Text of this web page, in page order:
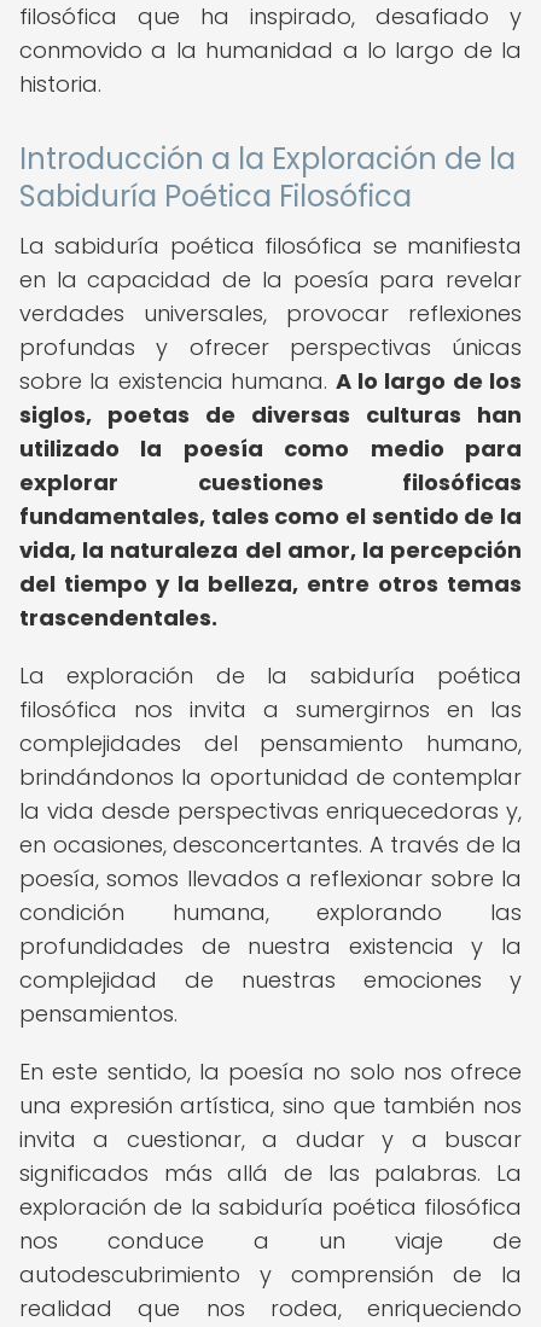
filosófica que ha inspirado, desafiado y
conmovido a la humanidad a lo largo de la
historia.
Introducción a la Exploración de la
Sabiduría Poética Filosófica
La sabiduría poética filosófica se manifiesta
en la capacidad de la poesía para revelar
verdades universales, provocar reflexiones
profundas y ofrecer perspectivas únicas
sobre la existencia humana. A lo largo de los
siglos, poetas de diversas culturas han
utilizado la poesía como medio para
explorar cuestiones filosóficas
fundamentales, tales como el sentido de la
vida, la naturaleza del amor, la percepción
del tiempo y la belleza, entre otros temas
trascendentales.
La exploración de la sabiduría poética
filosófica nos invita a sumergirnos en las
complejidades del pensamiento humano,
brindándonos la oportunidad de contemplar
la vida desde perspectivas enriquecedoras y,
en ocasiones, desconcertantes. A través de la
poesía, somos llevados a reflexionar sobre la
condición humana, explorando las
profundidades de nuestra existencia y la
complejidad de nuestras emociones y
pensamientos.
En este sentido, la poesía no solo nos ofrece
una expresión artística, sino que también nos
invita a cuestionar, a dudar y a buscar
significados más allá de las palabras. La
exploración de la sabiduría poética filosófica
nos conduce a un viaje de
autodescubrimiento y comprensión de la
realidad que nos rodea, enriqueciendo